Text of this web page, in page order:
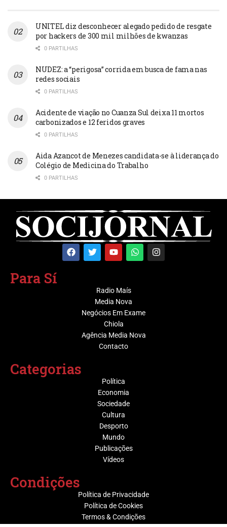
UNITEL diz desconhecer alegado pedido de resgate
por hackers de 300 mil milhões de kwanzas
0 PARTILHAS
NUDEZ: a “perigosa” corrida em busca de fama nas
redes sociais
0 PARTILHAS
Acidente de viação no Cuanza Sul deixa 11 mortos
carbonizados e 12 feridos graves
0 PARTILHAS
Aida Azancot de Menezes candidata-se à liderança do
Colégio de Medicina do Trabalho
0 PARTILHAS
Para Sí
Radio Maís
Media Nova
Negócios Em Exame
Chiola
Agência Media Nova
Contacto
Categorias
Política
Economia
Sociedade
Cultura
Desporto
Mundo
Publicações
Vídeos
Condições
Política de Privacidade
Política de Cookies
Termos & Condições